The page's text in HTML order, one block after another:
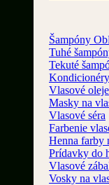
Šampóny
Tuhé
Tekuté
Kondicionéry
Vlasové oleje
Masky na
Vlasové séra
Farbenie
Henna farby
Prídavky do
Vlasové
Vosky na